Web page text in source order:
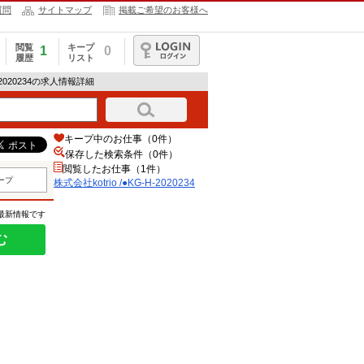
問 サイトマップ 掲載ご希望のお客様へ
閲覧
履歴
1
キープ
リスト
0
ログイン
の求人情報詳細
プ
新情報です
キープ中のお仕事（0件）
保存した検索条件（0件）
閲覧したお仕事（1件）
株式会社kotrio /●KG-H-2020234